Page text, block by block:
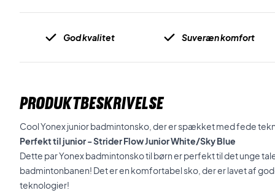
God kvalitet Suveræn komfort
PRODUKTBESKRIVELSE
Cool Yonex junior badmintonsko, der er spækket med fede
Perfekt til junior - Strider Flow Junior White/Sky Blue
Dette par Yonex badmintonsko til børn er perfekt til det unge
badmintonbanen! Det er en komfortabel sko, der er lavet af
teknologier!